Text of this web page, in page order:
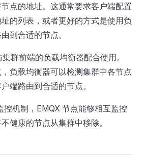
点的地址。这通常要求客户端配置
的列表，或者更好的方式是使用负
到合适的节点。
群前端的负载均衡器配合使用。
负载均衡器可以检测集群中各节点
端路由到合适的节点。
控机制，EMQX 节点能够相互监控
健康的节点从集群中移除。